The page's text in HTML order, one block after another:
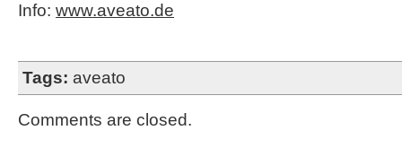
Info: www.aveato.de
Tags: aveato
Comments are closed.